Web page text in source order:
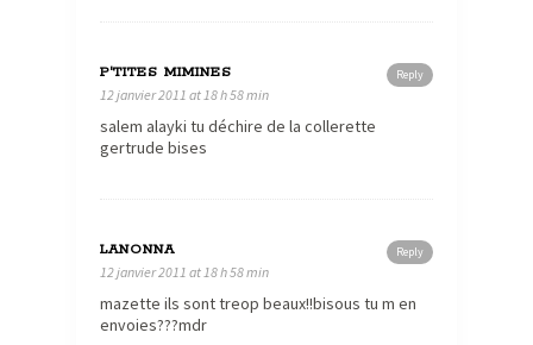
Reply
P'TITES MIMINES
12 janvier 2011 at 18 h 58 min
salem alayki tu déchire de la collerette
gertrude bises
Reply
LANONNA
12 janvier 2011 at 18 h 58 min
mazette ils sont treop beaux!!bisous tu m en
envoies???mdr